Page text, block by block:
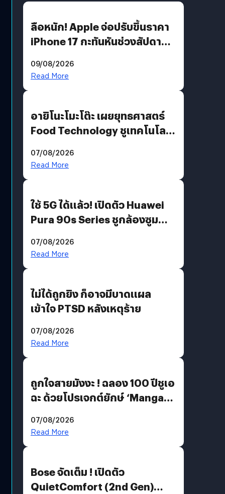
ลือหนัก! Apple จ่อปรับขึ้นราคา
iPhone 17 กะทันหันช่วงสัปดาห์ที่
09/08/2026
Read More
อายิโนะโมะโต๊ะ เผยยุทธศาสตร์
Food Technology ชูเทคโนโลยี
บริโภคและ B2B
07/08/2026
Read More
ใช้ 5G ได้แล้ว! เปิดตัว Huawei
Pura 90s Series ชูกล้องซูม
07/08/2026
Read More
ไม่ได้ถูกยิง ก็อาจมีบาดแผล
เข้าใจ PTSD หลังเหตุร้าย
07/08/2026
Read More
ถูกใจสายมังงะ ! ฉลอง 100 ปีชูเอ
ฉะ ด้วยโปรเจกต์ยักษ์ ‘Manga
มีภาษาไทยด้วย
07/08/2026
Read More
Bose จัดเต็ม ! เปิดตัว
QuietComfort (2nd Gen)